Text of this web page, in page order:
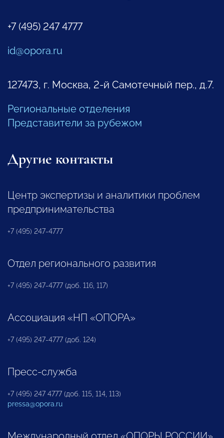
+7 (495) 247 4777
id@opora.ru
127473, г. Москва, 2-й Самотечный пер., д.7.
Региональные отделения
Представители за рубежом
Другие контакты
Центр экспертизы и аналитики проблем
предпринимательства
+7 (495) 247-4777
Отдел регионального развития
+7 (495) 247-4777 (доб. 116, 117)
Ассоциация «НП «ОПОРА»
+7 (495) 247-4777 (доб. 124)
Пресс-служба
+7 (495) 247 4777 (доб. 115, 114, 113)
pressa@opora.ru